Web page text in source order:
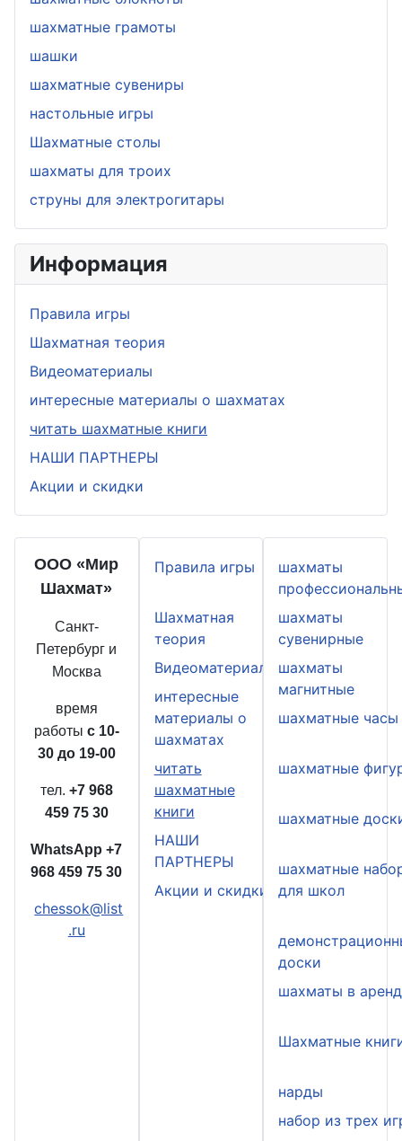
шахматные грамоты
шашки
шахматные сувениры
настольные игры
Шахматные столы
шахматы для троих
струны для электрогитары
Информация
Правила игры
Шахматная теория
Видеоматериалы
интересные материалы о шахматах
читать шахматные книги
НАШИ ПАРТНЕРЫ
Акции и скидки
ООО «Мир
Шахмат»
Санкт-
Петербург и
Москва
время
работы с 10-
30 до 19-00
тел. +7 968
459 75 30
WhatsApp+7
968 459 75 30
chessok@list
.ru
Правила игры
Шахматная
теория
Видеоматериалы
интересные
материалы о
шахматах
читать
шахматные
книги
НАШИ
ПАРТНЕРЫ
Акции и скидки
шахматы
шахматы
сувенирные
шахматы
магнитные
шахматные часы
шахматные
шахматные
шахматные
для школ
доски
шахматы в
Шахматные
нарды
набор из трех